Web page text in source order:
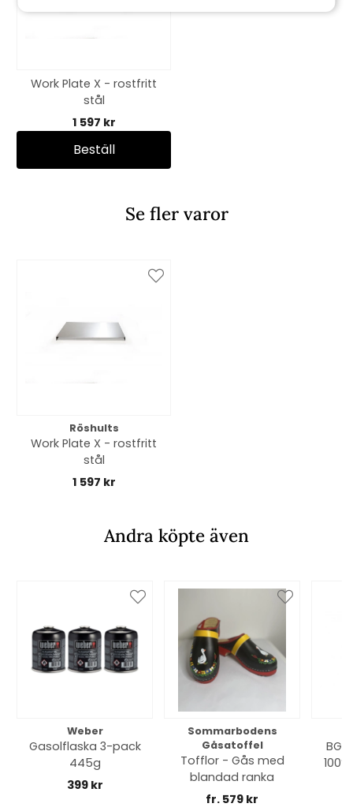
Work Plate X - rostfritt
stål
1 597 kr
Beställ
Se fler varor
Röshults
Work Plate X - rostfritt
stål
1 597 kr
Andra köpte även
Weber
Gasolflaska 3-pack
445g
399 kr
Sommarbodens
Gåsatoffel
Tofflor - Gås med
blandad ranka
fr. 579 kr